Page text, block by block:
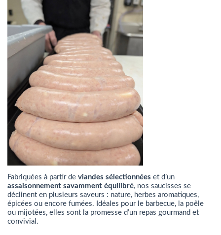
Fabriquées à partir de viandes sélectionnées et d’un
assaisonnement savamment équilibré, nos saucisses se
déclinent en plusieurs saveurs : nature, herbes aromatiques,
épicées ou encore fumées. Idéales pour le barbecue, la poêle
ou mijotées, elles sont la promesse d’un repas gourmand et
convivial.